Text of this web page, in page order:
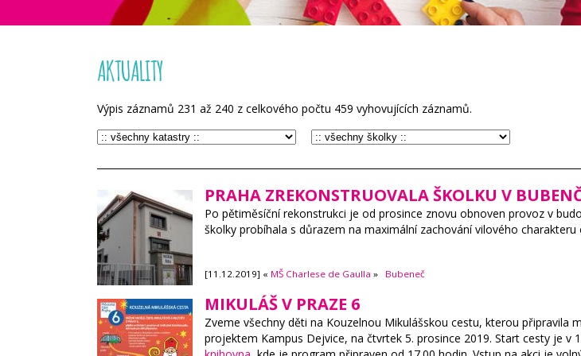
AKTUALITY
Výpis záznamů 231 až 240 z celkového počtu 459 vyhovujících záznamů.
PRAHA ZREKONSTRUOVALA ŠKOLKU V
Po pětiměsíční rekonstrukci je od prosince znovu obnoven provoz v
školky probíhala s důrazem na maximální zachování vilového
[11.12.2019] « MŠ Charlese de Gaulla » Bubeneč
MIKULÁŠ V PRAZE 6
Zveme všechny děti na Kouzelnou Mikulášskou cestu, kterou připravila
projektem Kampus Dejvice, na čtvrtek 5. prosince 2019. Start cesty je v